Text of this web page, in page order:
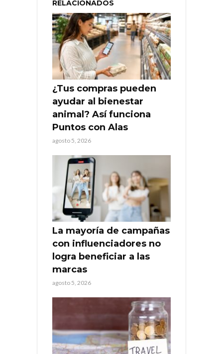
RELACIONADOS
¿Tus compras pueden
ayudar al bienestar
animal? Así funciona
Puntos con Alas
agosto 5, 2026
La mayoría de campañas
con influenciadores no
logra beneficiar a las
marcas
agosto 5, 2026